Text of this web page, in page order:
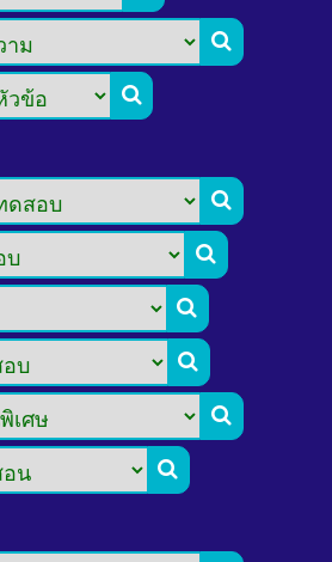







